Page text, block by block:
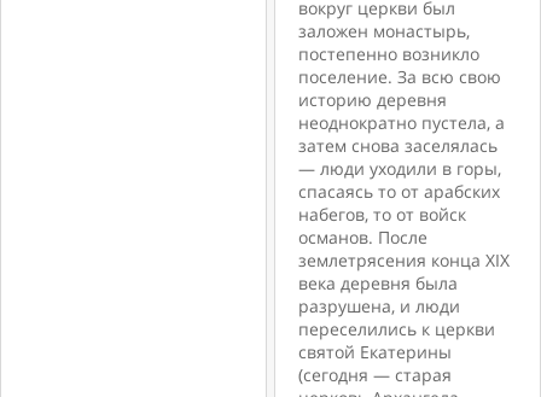
вокруг церкви был
заложен монастырь,
постепенно возникло
поселение. За всю свою
историю деревня
неоднократно пустела, а
затем снова заселялась
— люди уходили в горы,
спасаясь то от арабских
набегов, то от войск
османов. После
землетрясения конца XIX
века деревня была
разрушена, и люди
переселились к церкви
святой Екатерины
(сегодня — старая